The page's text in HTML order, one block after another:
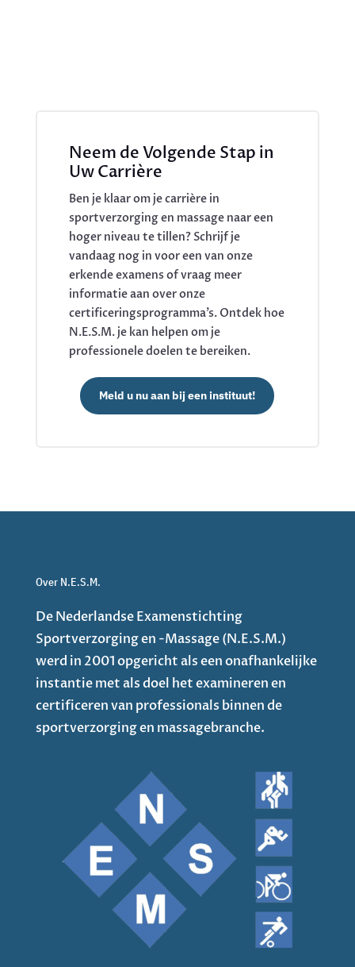
Neem de Volgende Stap in
Uw Carrière
Ben je klaar om je carrière in
sportverzorging en massage naar een
hoger niveau te tillen? Schrijf je
vandaag nog in voor een van onze
erkende examens of vraag meer
informatie aan over onze
certificeringsprogramma’s. Ontdek hoe
N.E.S.M. je kan helpen om je
professionele doelen te bereiken.
Meld u nu aan bij een instituut!
Over N.E.S.M.
De Nederlandse Examenstichting
Sportverzorging en -Massage (N.E.S.M.)
werd in 2001 opgericht als een onafhankelijke
instantie met als doel het examineren en
certificeren van professionals binnen de
sportverzorging en massagebranche.